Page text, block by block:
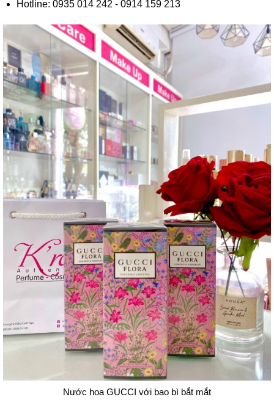
Hotline: 0935 014 242 - 0914 159 213
Nước hoa GUCCI với bao bì bắt mắt